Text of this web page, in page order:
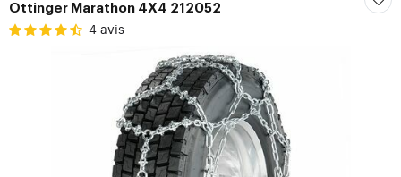
Ottinger Marathon 4X4 212052
4 avis